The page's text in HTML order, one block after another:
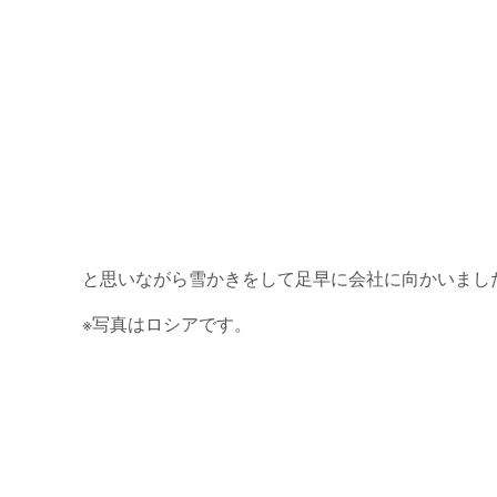
と思いながら雪かきをして足早に会社に向かいまし
※写真はロシアです。